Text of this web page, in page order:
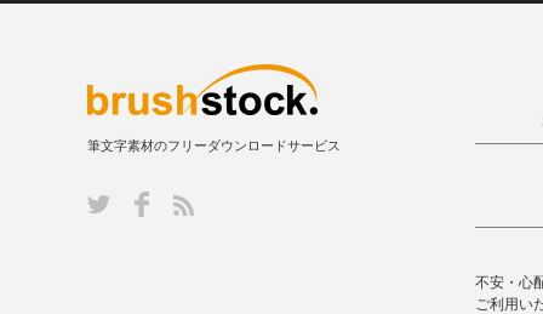
不安・心
ご利用い
筆文字素材のフリーダウンロードサービス